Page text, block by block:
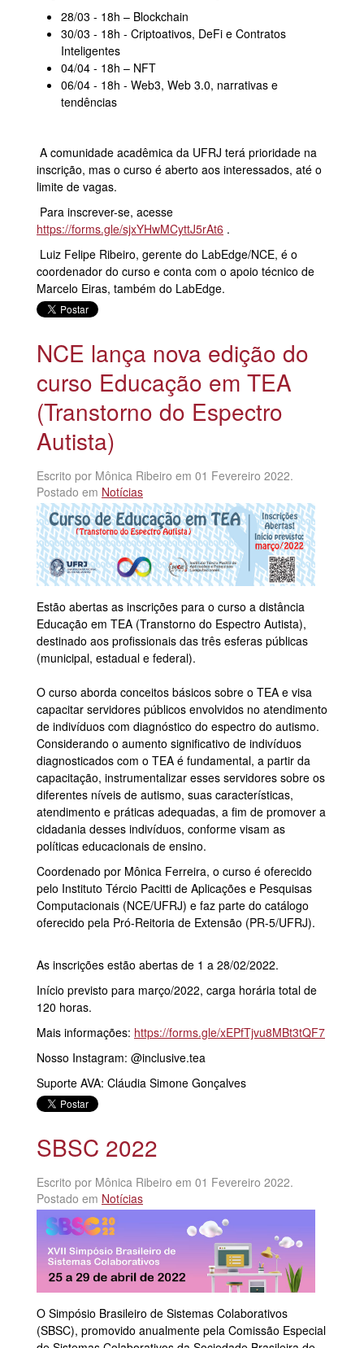
28/03 - 18h – Blockchain
30/03 - 18h - Criptoativos, DeFi e Contratos
Inteligentes
04/04 - 18h – NFT
06/04 - 18h - Web3, Web 3.0, narrativas e
tendências
A comunidade acadêmica da UFRJ terá prioridade na
inscrição, mas o curso é aberto aos interessados, até o
limite de vagas.
Para inscrever-se, acesse
https://forms.gle/sjxYHwMCyttJ5rAt6 .
Luiz Felipe Ribeiro, gerente do LabEdge/NCE, é o
coordenador do curso e conta com o apoio técnico de
Marcelo Eiras, também do LabEdge.
NCE lança nova edição do
curso Educação em TEA
(Transtorno do Espectro
Autista)
Escrito por Mônica Ribeiro em 01 Fevereiro 2022.
Postado em Notícias
Estão abertas as inscrições para o curso a distância
Educação em TEA (Transtorno do Espectro Autista),
destinado aos profissionais das três esferas públicas
(municipal, estadual e federal).
O curso aborda conceitos básicos sobre o TEA e visa
capacitar servidores públicos envolvidos no atendimento
de indivíduos com diagnóstico do espectro do autismo.
Considerando o aumento significativo de indivíduos
diagnosticados com o TEA é fundamental, a partir da
capacitação, instrumentalizar esses servidores sobre os
diferentes níveis de autismo, suas características,
atendimento e práticas adequadas, a fim de promover a
cidadania desses indivíduos, conforme visam as
políticas educacionais de ensino.
Coordenado por Mônica Ferreira, o curso é oferecido
pelo Instituto Tércio Pacitti de Aplicações e Pesquisas
Computacionais (NCE/UFRJ) e faz parte do catálogo
oferecido pela Pró-Reitoria de Extensão (PR-5/UFRJ).
As inscrições estão abertas de 1 a 28/02/2022.
Início previsto para março/2022, carga horária total de
120 horas.
Mais informações: https://forms.gle/xEPfTjvu8MBt3tQF7
Nosso Instagram: @inclusive.tea
Suporte AVA: Cláudia Simone Gonçalves
SBSC 2022
Escrito por Mônica Ribeiro em 01 Fevereiro 2022.
Postado em Notícias
O Simpósio Brasileiro de Sistemas Colaborativos
(SBSC), promovido anualmente pela Comissão Especial